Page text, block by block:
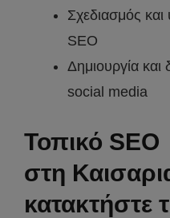
Σχεδιασμός
SEO
Δημιουργία και
social media
Τοπικό SEO
στη
κατακτήστε